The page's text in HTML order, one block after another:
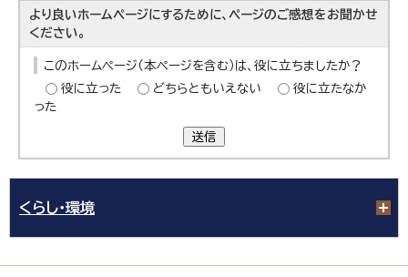
より良いホームページにするために、ページのご感想をお聞かせ
ください。
このホームページ（本ページを含む）は、役に立ちましたか？
役に立った
どちらともいえない
役に立たなか
った
送信
くらし・環境